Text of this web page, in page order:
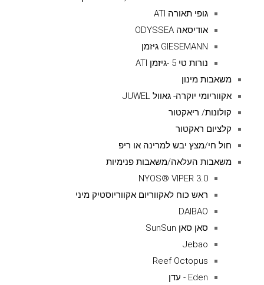
גופי תאורה ATI
אודיסאה ODYSSEA
GIESEMANN גיזמן
נורות טי 5 -גיזמן ATI
משאבות מינון
אקווריומי יוקרה- גאוול JUWEL
קולונות/ ריאקטור
קלציום ראקטור
חול חי/מצץ יבש למרינה או ריפ
משאבות העלאה/משאבות פנימיות
NYOS® VIPER 3.0
ראש כוח לאקווריום אקווריוסטיק מיני
DAIBAO
סאן סאן SunSun
Jebao
Reef Octopus
Eden - עדן